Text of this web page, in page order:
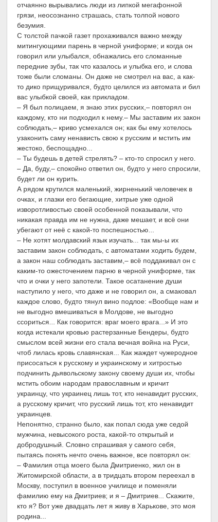
отчаянно вырывались люди из липкой мегафонной
грязи, неосознанно страшась, стать толпой нового
безумия.
С толстой пачкой газет прохаживался важно между
митингующими парень в черной униформе; и когда он
говорил или улыбался, обнажались его сломанные
передние зубы, так что казалось и улыбка его, и слова
тоже были сломаны. Он даже не смотрел на вас, а как-
то дико прищуривался, будто целился из автомата и бил
вас улыбкой своей, как прикладом.
– Я был полицаем, я знаю этих русских,– повторял он
каждому, кто ни подходил к нему.– Мы заставим их закон
соблюдать,– криво усмехался он; как бы ему хотелось
узаконить саму ненависть свою к русским и мстить им
жестоко, беспощадно...
– Ты будешь в детей стрелять? – кто-то спросил у него.
– Да, буду,– спокойно ответил он, будто у него спросили,
будет ли он курить.
А рядом крутился маленький, жирненький человечек в
очках, и глазки его бегающие, хитрые уже одной
изворотливостью своей особенной показывали, что
никакая правда им не нужна, даже мешает, и всё они
убегают от неё с какой-то поспешностью...
– Не хотят молдавский язык изучать... так мы-ы их
заставим закон соблюдать, с автоматами ходить будем,
а закон наш соблюдать заставим,– всё поддакивал он с
каким-то ожесточением парню в черной униформе, так
что и очки у него запотели. Такое осатанение души
наступило у него, что даже и не говорил он, а смаковал
каждое слово, будто тянул вино подлое: «Вообще нам и
не выгодно вмешиваться в Молдове, не выгодно
ссориться... Как говорится: враг моего врага...» И это
когда истекали кровью растерзанные Бендеры, будто
смыслом всей жизни его стала вечная война на Руси,
чтоб лилась кровь славянская... Как жаждет чужеродное
присосаться к русскому и украинскому и хитростью
подчинить дьявольскому закону своему души их, чтобы
мстить обоим народам православным и кричит
украинцу, что украинец лишь тот, кто ненавидит русских,
а русскому кричит, что русский лишь тот, кто ненавидит
украинцев.
Непонятно, странно было, как попал сюда уже седой
мужчина, невысокого роста, какой-то открытый и
добродушный. Словно спрашивая у самого себя,
пытаясь понять нечто очень важное, все повторял он:
– Фамилия отца моего была Дмитриенко, жил он в
Житомирской области, а в тридцать втором переехал в
Москву, поступил в военное училище и поменяли
фамилию ему на Дмитриев; и я – Дмитриев... Скажите,
кто я? Вот уже двадцать лет я живу в Харькове, это моя
родина...